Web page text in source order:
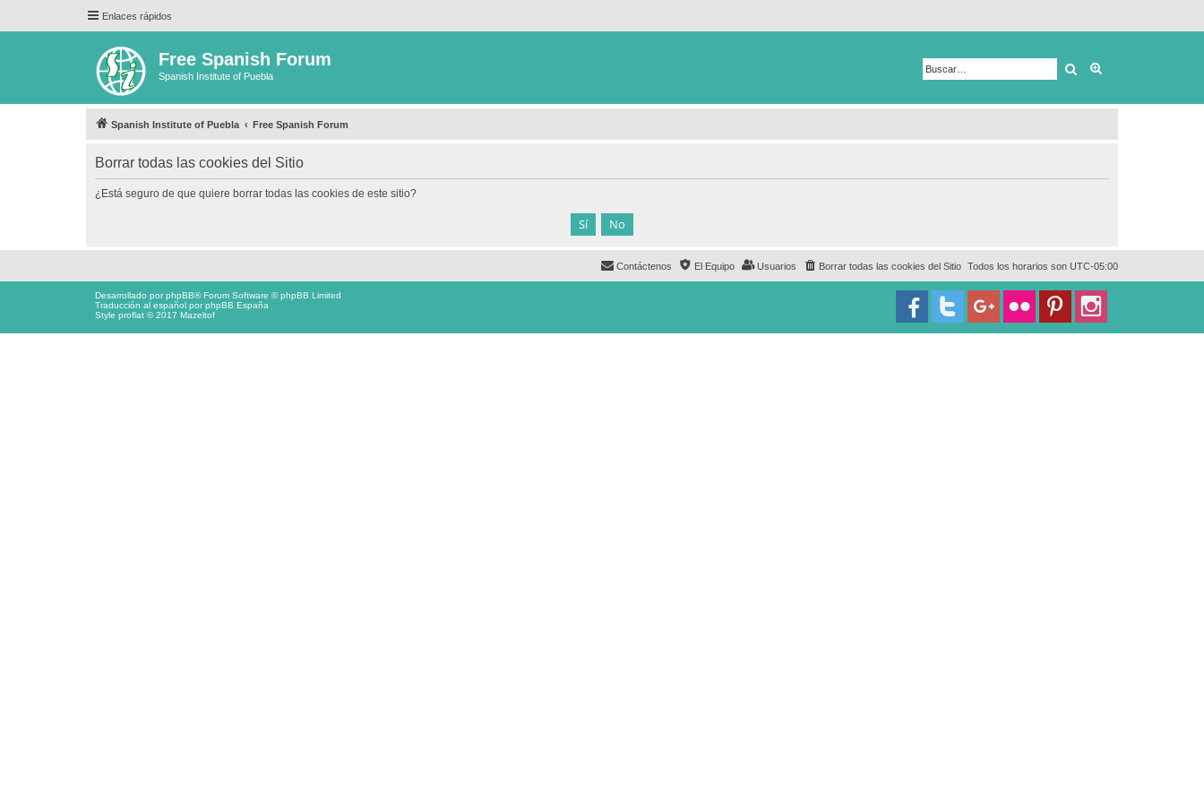
Enlaces rápidos
Free Spanish Forum
Spanish Institute of Puebla Buscar
Spanish Institute of Puebla Free Spanish Forum
Borrar todas las cookies del Sitio
¿Está seguro de que quiere borrar todas las cookies de este sitio?
Todos los horarios son UTC-05:00
Borrar todas las cookies del Sitio
Usuarios
El Equipo
Contáctenos
Desarrollado porphpBB® Forum Software © phpBB Limited
Traducción al español porphpBB España
Style proflat © 2017 Mazeltof